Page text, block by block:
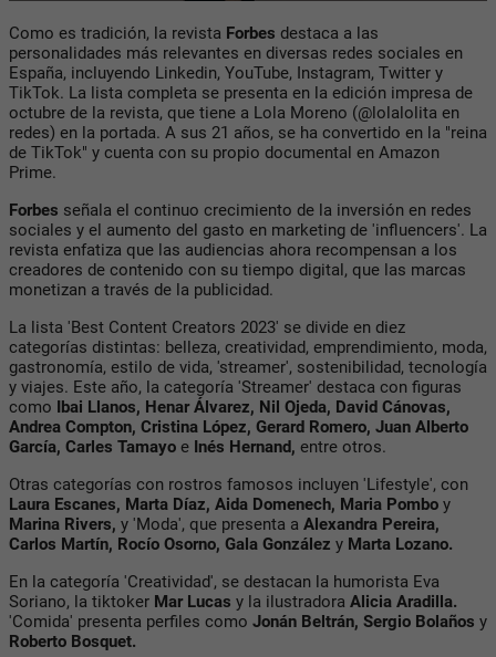
Como es tradición, la revista Forbes destaca a las
personalidades más relevantes en diversas redes sociales en
España, incluyendo Linkedin, YouTube, Instagram, Twitter y
TikTok. La lista completa se presenta en la edición impresa de
octubre de la revista, que tiene a Lola Moreno (@lolalolita en
redes) en la portada. A sus 21 años, se ha convertido en la "reina
de TikTok" y cuenta con su propio documental en Amazon
Prime.
Forbes señala el continuo crecimiento de la inversión en redes
sociales y el aumento del gasto en marketing de 'influencers'. La
revista enfatiza que las audiencias ahora recompensan a los
creadores de contenido con su tiempo digital, que las marcas
monetizan a través de la publicidad.
La lista 'Best Content Creators 2023' se divide en diez
categorías distintas: belleza, creatividad, emprendimiento, moda,
gastronomía, estilo de vida, 'streamer', sostenibilidad, tecnología
y viajes. Este año, la categoría 'Streamer' destaca con figuras
como Ibai Llanos, Henar Álvarez, Nil Ojeda, David Cánovas,
Andrea Compton, Cristina López, Gerard Romero, Juan Alberto
García, Carles Tamayo e Inés Hernand, entre otros.
Otras categorías con rostros famosos incluyen 'Lifestyle', con
Laura Escanes, Marta Díaz, Aida Domenech, Maria Pombo y
Marina Rivers, y 'Moda', que presenta a Alexandra Pereira,
Carlos Martín, Rocío Osorno, Gala González y Marta Lozano.
En la categoría 'Creatividad', se destacan la humorista Eva
Soriano, la tiktoker Mar Lucas y la ilustradora Alicia Aradilla.
'Comida' presenta perfiles como Jonán Beltrán, Sergio Bolaños y
Roberto Bosquet.